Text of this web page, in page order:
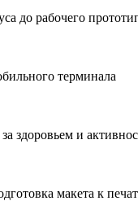
до рабочего
терминала
здоровьем и
макета к